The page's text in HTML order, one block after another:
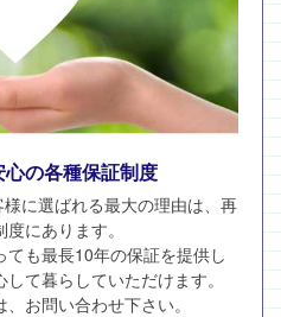
の各種保証制度
に選ばれる最大の理由は、再
にあります。
も最長10年の保証を提供し
て暮らしていただけます。
お問い合わせ下さい。